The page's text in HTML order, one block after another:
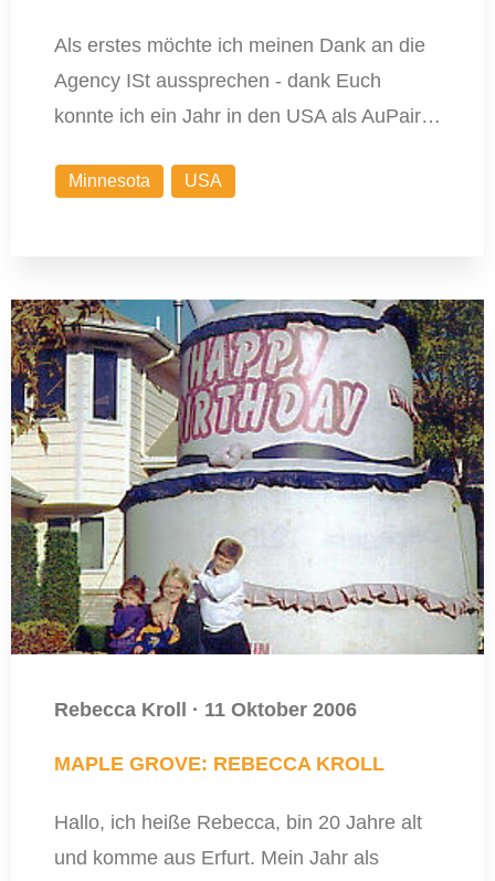
Als erstes möchte ich meinen Dank an die
Agency ISt aussprechen - dank Euch
konnte ich ein Jahr in den USA als AuPair…
Minnesota USA
Rebecca Kroll · 11 Oktober 2006
MAPLE GROVE: REBECCA KROLL
Hallo, ich heiße Rebecca, bin 20 Jahre alt
und komme aus Erfurt. Mein Jahr als